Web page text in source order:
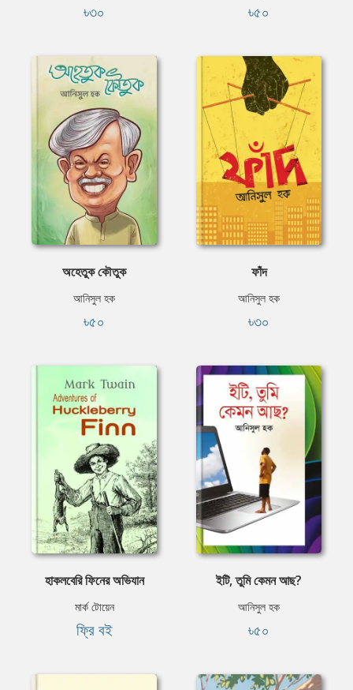
৳৩০ ৳৫০
অহেতুক কৌতুক
আনিসুল হক
৳৫০
ফাঁদ
আনিসুল হক
৳৩০
হাকলবেরি ফিনের অভিযান
মার্ক টোয়েন
ফ্রি বই
ইটি, তুমি কেমন আছ?
আনিসুল হক
৳৫০